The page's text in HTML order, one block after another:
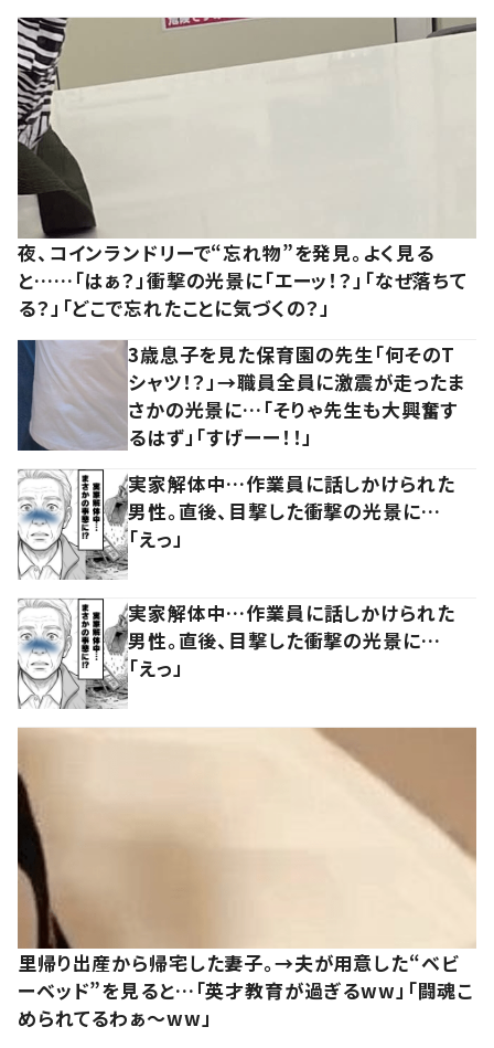
夜、コインランドリーで“忘れ物”を発見。よく見る
と……「はぁ？」衝撃の光景に「エーッ！？」「なぜ落ちて
る？」「どこで忘れたことに気づくの？」
3歳息子を見た保育園の先生「何そのT
シャツ！？」→職員全員に激震が走ったま
さかの光景に…「そりゃ先生も大興奮す
るはず」「すげーー！！」
実家解体中…作業員に話しかけられた
男性。直後、目撃した衝撃の光景に…
「えっ」
実家解体中…作業員に話しかけられた
男性。直後、目撃した衝撃の光景に…
「えっ」
里帰り出産から帰宅した妻子。→夫が用意した“ベビ
ーベッド”を見ると…「英才教育が過ぎるww」「闘魂こ
められてるわぁ～ww」